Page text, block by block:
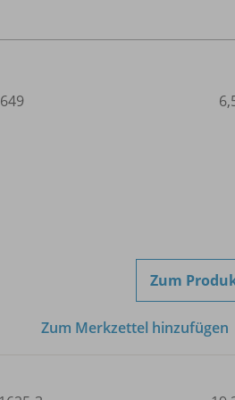
Zum
Zum Merkzettel hinzufügen